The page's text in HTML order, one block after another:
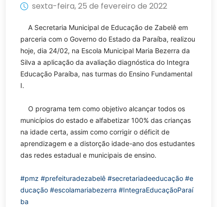
sexta-feira, 25 de fevereiro de 2022
A Secretaria Municipal de Educação de Zabelê em
parceria com o Governo do Estado da Paraíba, realizou
hoje, dia 24/02, na Escola Municipal Maria Bezerra da
Silva a aplicação da avaliação diagnóstica do Integra
Educação Paraíba, nas turmas do Ensino Fundamental
I.
O programa tem como objetivo alcançar todos os
municípios do estado e alfabetizar 100% das crianças
na idade certa, assim como corrigir o déficit de
aprendizagem e a distorção idade-ano dos estudantes
das redes estadual e municipais de ensino.
#pmz #prefeituradezabelê #secretariadeeducação #e
ducação #escolamariabezerra #IntegraEducaçãoParaí
ba